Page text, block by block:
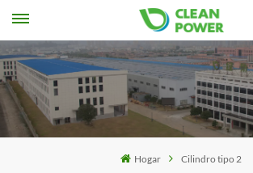
Hogar Cilindro tipo 2